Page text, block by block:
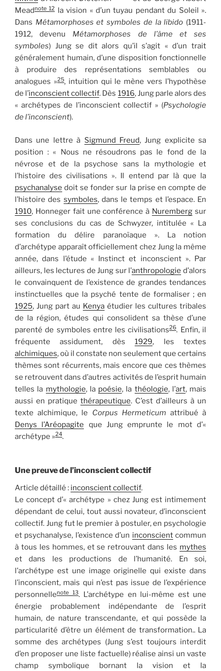
Meadnote 12 la vision « d’un tuyau pendant du Soleil ».
Dans Métamorphoses et symboles de la libido (1911-
1912, devenu Métamorphoses de l’âme et ses
symboles) Jung se dit alors qu’il s’agit « d’un trait
généralement humain, d’une disposition fonctionnelle
à produire des représentations semblables ou
analogues »25, intuition qui le mène vers l’hypothèse
de l’inconscient collectif. Dès 1916, Jung parle alors des
« archétypes de l’inconscient collectif » (Psychologie
de l’inconscient).
Dans une lettre à Sigmund Freud, Jung explicite sa
position : « Nous ne résoudrons pas le fond de la
névrose et de la psychose sans la mythologie et
l’histoire des civilisations ». Il entend par là que la
psychanalyse doit se fonder sur la prise en compte de
l’histoire des symboles, dans le temps et l’espace. En
1910, Honneger fait une conférence à Nuremberg sur
ses conclusions du cas de Schwyzer, intitulée « La
formation du délire paranoïaque ». La notion
d’archétype apparaît officiellement chez Jung la même
année, dans l’étude « Instinct et inconscient ». Par
ailleurs, les lectures de Jung sur l’anthropologie d’alors
le convainquent de l’existence de grandes tendances
instinctuelles que la psyché tente de formaliser ; en
1925, Jung part au Kenya étudier les cultures tribales
de la région, études qui consolident sa thèse d’une
parenté de symboles entre les civilisations26. Enfin, il
fréquente assidument, dès1929, les textes
alchimiques, où il constate non seulement que certains
thèmes sont récurrents, mais encore que ces thèmes
se retrouvent dans d’autres activités de l’esprit humain
telles la mythologie, la poésie, la théologie, l’art, mais
aussi en pratique thérapeutique. C’est d’ailleurs à un
texte alchimique, le Corpus Hermeticum attribué à
Denys l’Aréopagite que Jung emprunte le mot d’«
archétype »24.
Une preuve de l’inconscient collectif
Article détaillé : inconscient collectif.
Le concept d’« archétype » chez Jung est intimement
dépendant de celui, tout aussi novateur, d’inconscient
collectif. Jung fut le premier à postuler, en psychologie
et psychanalyse, l’existence d’un inconscientcommun
à tous les hommes, et se retrouvant dans les mythes
et dans les productions de l’humanité. En soi,
l’archétype est une image originelle qui existe dans
l’inconscient, mais qui n’est pas issue de l’expérience
personnellenote 13. L’archétype en lui-même est une
énergie probablement indépendante de l’esprit
humain, de nature transcendante, et qui possède la
particularité d’être un élément de transformation.. La
somme des archétypes (Jung s’est toujours interdit
d’en proposer une liste factuelle) réalise ainsi un vaste
champ symbolique bornant la vision et la